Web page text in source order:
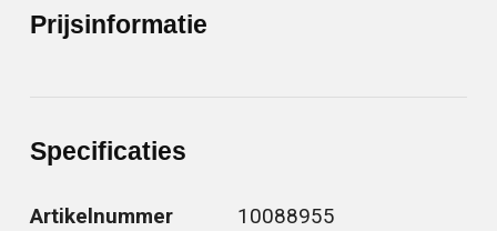
Prijsinformatie
Specificaties
Artikelnummer 10088955